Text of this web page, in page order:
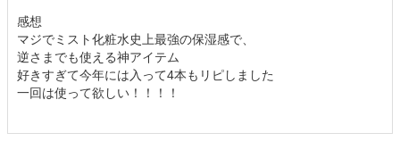
感想
マジでミスト化粧水史上最強の保湿感で、
逆さまでも使える神アイテム
好きすぎて今年には入って4本もリピしました
一回は使って欲しい！！！！